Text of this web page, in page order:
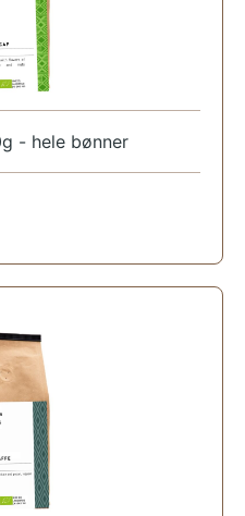
- hele bønner